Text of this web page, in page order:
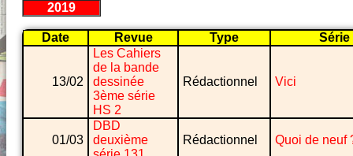
2019
Date Revue Type Série
13/02
Les Cahiers
de la bande
dessinée
3ème série
HS 2
Rédactionnel Vici
01/03
DBD
deuxième
Rédactionnel Quoi de neuf